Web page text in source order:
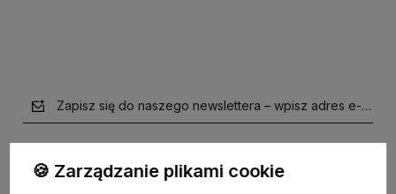
Zapisz się do naszego newslettera – wpisz adres e-mail
🍪 Zarządzanie plikami cookie